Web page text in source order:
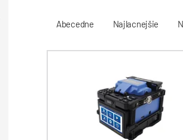
Abecedne Najlacnejšie